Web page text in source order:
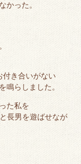
かった。
付き合いがない
鳴らしました。
た私を
長男を遊ばせなが